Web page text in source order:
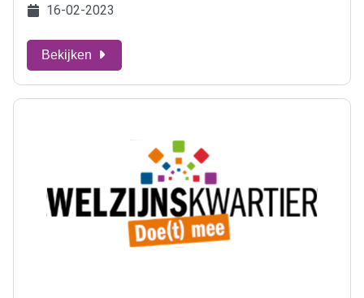
16-02-2023
Bekijken